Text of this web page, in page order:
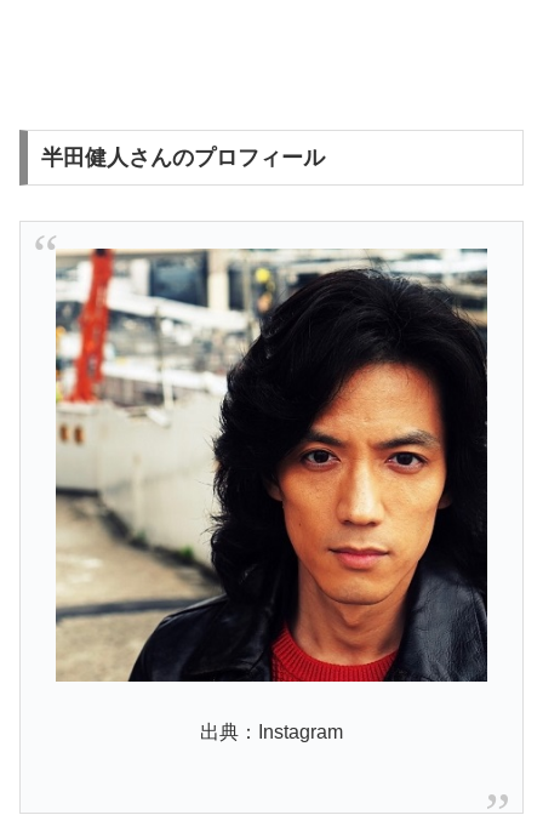
半田健人さんのプロフィール
出典：Instagram